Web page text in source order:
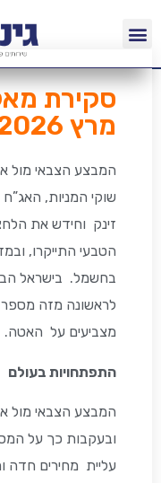
סקירת
מרץ 2026
המבצע הצבאי מול
שוקי המניות,
זינק וחידש את
הטבעי התייקרו,
בחשמל. בישראל
לראשונה מזה מספר
מצביעים על האטה.
התפתחויות בעולם
המבצע הצבאי מול
עליית מחירים חדה